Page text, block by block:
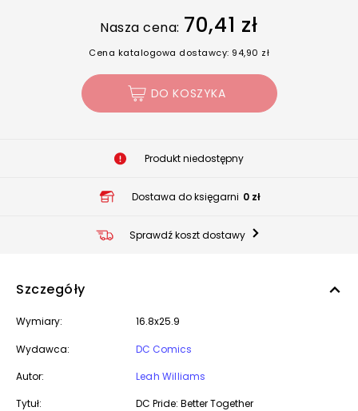
Nasza cena: 70,41 zł
Cena katalogowa dostawcy: 94,90 zł
DO KOSZYKA
Produkt niedostępny
Dostawa do księgarni 0 zł
Sprawdź koszt dostawy
Szczegóły
Wymiary: 16.8x25.9
Wydawca:
DC Comics
Autor:
Leah Williams
Tytuł:
DC Pride: Better Together